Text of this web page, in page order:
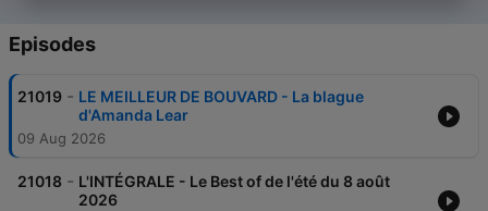
Episodes
21019 - LE MEILLEUR DE BOUVARD - La blague
d'Amanda Lear
09 Aug 2026
21018 - L'INTÉGRALE - Le Best of de l'été du 8 août
2026